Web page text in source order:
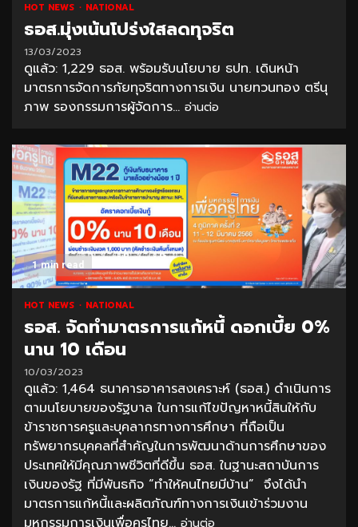
HOT NEWS NATIONAL
ธอส.มุ่งเน้นโปร่งใสลดทุจริต
13/03/2023
ดูแล้ว: 1,229 ธอส. พร้อมรับนโยบาย ธปท. เดินหน้า
มาตรการจัดการภัยทุจริตทางการเงิน นายทวนทอง ตรีนุ
ภาพ รองกรรมการผู้จัดการ... อ่านต่อ
1 min read
HOT NEWS NATIONAL
ธอส. จัดทำมาตรการแก้หนี้ ดอกเบี้ย 0%
นาน 10 เดือน
10/03/2023
ดูแล้ว: 1,464 ธนาคารอาคารสงเคราะห์ (ธอส.) ดำเนินการ
ตามนโยบายของรัฐบาล ในการแก้ไขปัญหาหนี้สินให้กับ
ข้าราชการครูและบุคลากรทางการศึกษา ที่ถือเป็น
ทรัพยากรบุคคลที่สำคัญในการพัฒนาด้านการศึกษาของ
ประเทศให้มีคุณภาพชีวิตที่ดีขึ้น ธอส. ในฐานะสถาบันการ
เงินของรัฐ ที่มีพันธกิจ “ทำให้คนไทยมีบ้าน” จึงได้นำ
มาตรการแก้หนี้และผลิตภัณฑ์ทางการเงินเข้าร่วมงาน